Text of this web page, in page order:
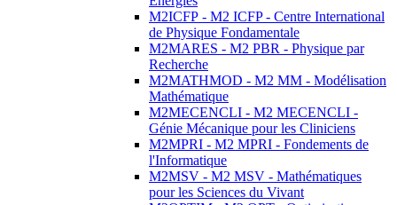
M2ICFP - M2 ICFP - Centre International
de Physique Fondamentale
M2MARES - M2 PBR - Physique par
Recherche
M2MATHMOD - M2 MM - Modélisation
Mathématique
M2MECENCLI - M2 MECENCLI -
Génie Mécanique pour les Cliniciens
M2MPRI - M2 MPRI - Fondements de
l'Informatique
M2MSV - M2 MSV - Mathématiques
pour les Sciences du Vivant